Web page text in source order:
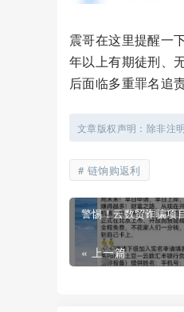
震哥在这里提醒一
年以上有期徒刑、
后面临多重罪名追
文章版权声明：除非注
链饷购返利
警惕！云数贸诈骗项
« 上一篇